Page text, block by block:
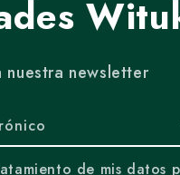
nuestra newsletter
de mis datos